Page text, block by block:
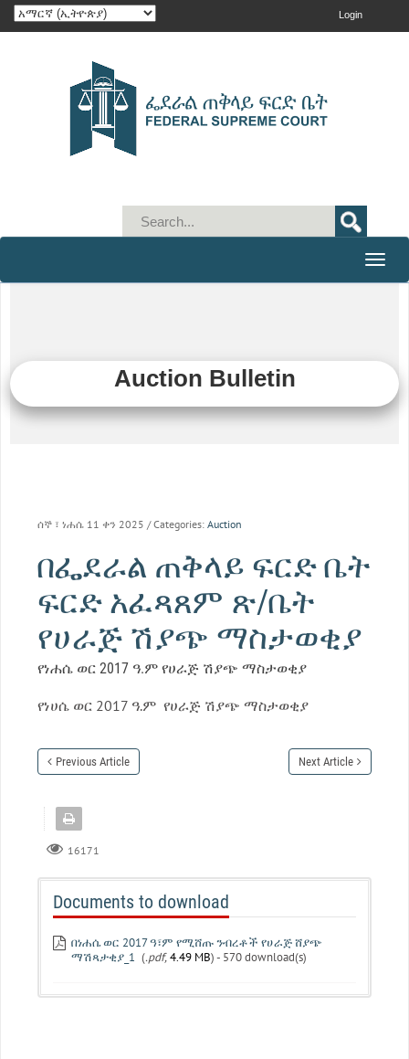
Login
Toggle
Auction Bulletin
ሰኞ ፣ ነሐሴ 11 ቀን 2025 / Categories: Auction
በፌደራል ጠቅላይ ፍርድ ቤት
ፍርድ አፈጻጸም ጽ/ቤት
የሀራጅ ሽያጭ ማስታወቂያ
የነሐሴ ወር 2017 ዓ.ም የሀራጅ ሽያጭ ማስታወቂያ
የነሀሴ ወር 2017 ዓ.ም የሀራጅ ሽያጭ ማስታወቂያ
Previous Article Next Article
16171
Documents to download
በነሐሴ ወር 2017 ዓ፣ም የሚሸጡ ንብረቶች የሀራጅ ሸያጭ
ማሽጻታቂያ_1 (.pdf,4.49 MB) - 570 download(s)